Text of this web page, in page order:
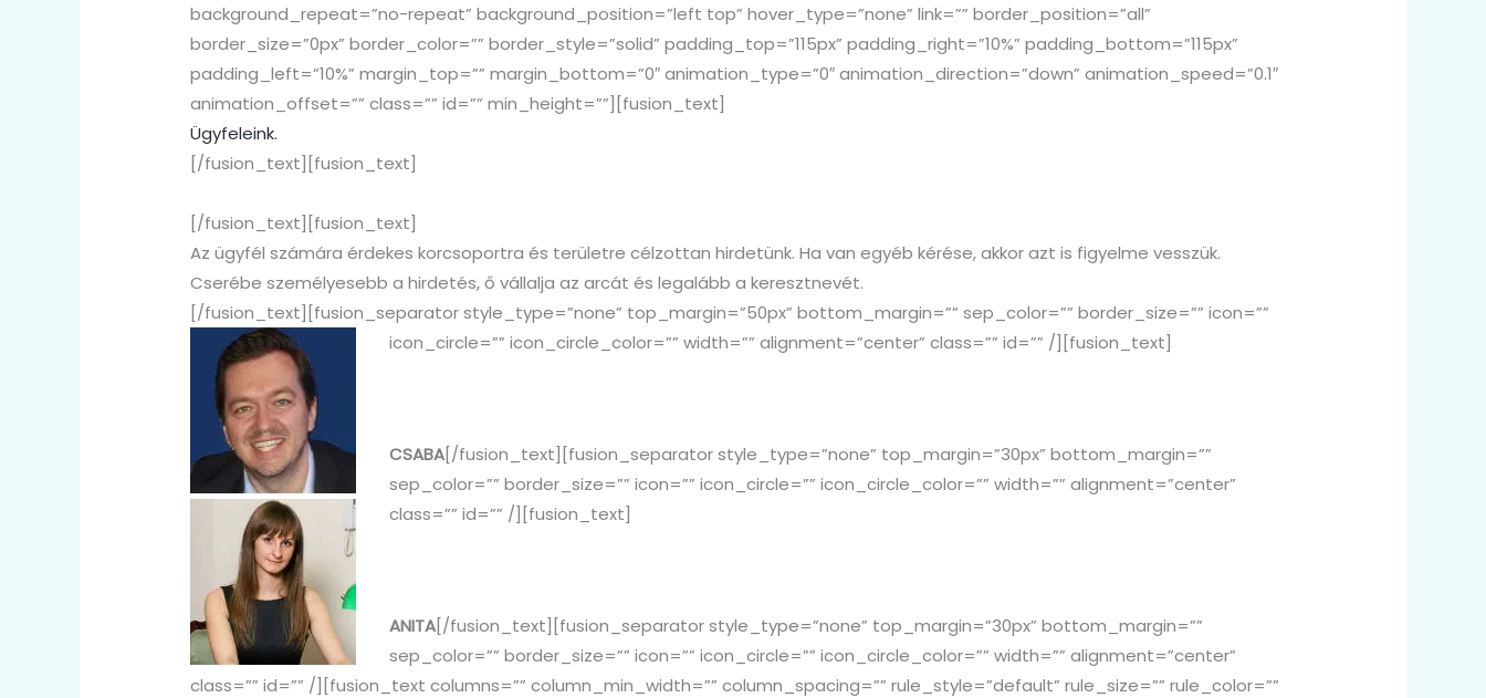
background_repeat=”no-repeat” background_position=”left top” hover_type=”none” link=”” border_position=”all”
border_size=”0px” border_color=”” border_style=”solid” padding_top=”115px” padding_right=”10%” padding_bottom=”115px”
padding_left=”10%” margin_top=”” margin_bottom=”0″ animation_type=”0″ animation_direction=”down” animation_speed=”0.1″
animation_offset=”” class=”” id=”” min_height=””][fusion_text]
Ügyfeleink.
[/fusion_text][fusion_text]
[/fusion_text][fusion_text]
Az ügyfél számára érdekes korcsoportra és területre célzottan hirdetünk. Ha van egyéb kérése, akkor azt is figyelme vesszük.
Cserébe személyesebb a hirdetés, ő vállalja az arcát és legalább a keresztnevét.
[/fusion_text][fusion_separator style_type=”none” top_margin=”50px” bottom_margin=”” sep_color=”” border_size=”” icon=””
icon_circle=”” icon_circle_color=”” width=”” alignment=”center” class=”” id=”” /][fusion_text]
CSABA[/fusion_text][fusion_separator style_type=”none” top_margin=”30px” bottom_margin=””
sep_color=”” border_size=”” icon=”” icon_circle=”” icon_circle_color=”” width=”” alignment=”center”
class=”” id=”” /][fusion_text]
ANITA[/fusion_text][fusion_separator style_type=”none” top_margin=”30px” bottom_margin=””
sep_color=”” border_size=”” icon=”” icon_circle=”” icon_circle_color=”” width=”” alignment=”center”
class=”” id=”” /][fusion_text columns=”” column_min_width=”” column_spacing=”” rule_style=”default” rule_size=”” rule_color=””